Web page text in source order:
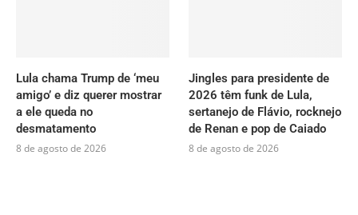
Lula chama Trump de ‘meu
amigo’ e diz querer mostrar
a ele queda no
desmatamento
8 de agosto de 2026
Jingles para presidente de
2026 têm funk de Lula,
sertanejo de Flávio, rocknejo
de Renan e pop de Caiado
8 de agosto de 2026